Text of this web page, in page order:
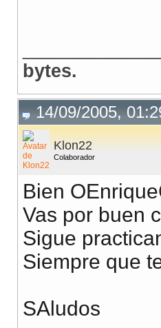
bytes.
14/09/2005,
Klon22
Colaborador
Bien
Vas por buen
Sigue
Siempre que
SAludos